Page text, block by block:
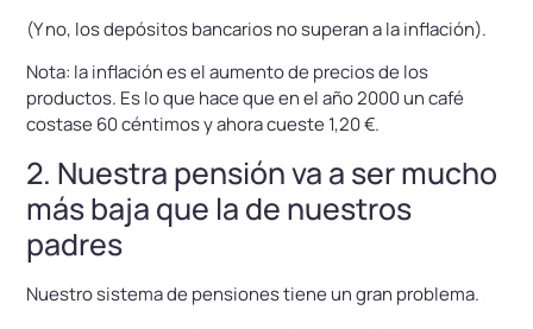
(Y no, los depósitos bancarios no superan a la inflación).
Nota: la inflación es el aumento de precios de los
productos. Es lo que hace que en el año 2000 un café
costase 60 céntimos y ahora cueste 1,20 €.
2. Nuestra pensión va a ser mucho
más baja que la de nuestros
padres
Nuestro sistema de pensiones tiene un gran problema.